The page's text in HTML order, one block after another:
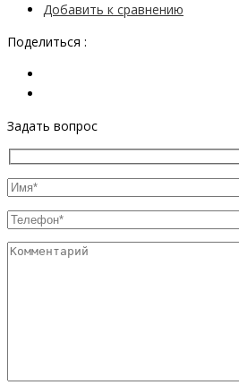
Добавить к сравнению
Поделиться :
Задать вопрос